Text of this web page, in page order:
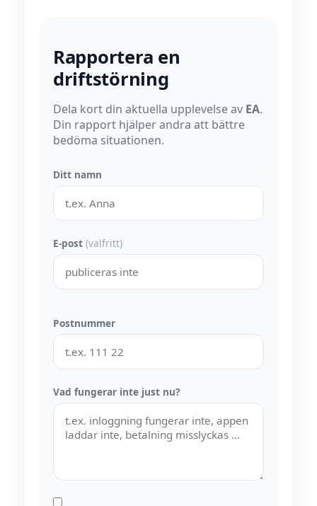
Rapportera en
driftstörning
Dela kort din aktuella upplevelse av EA.
Din rapport hjälper andra att bättre
bedöma situationen.
Ditt namn
E-post (valfritt)
Postnummer
Vad fungerar inte just nu?